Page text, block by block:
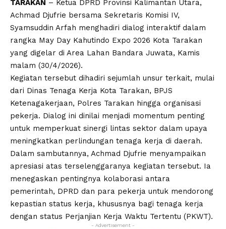
TARAKAN – Ketua DPRD Provinsi Kalimantan Utara,
Achmad Djufrie bersama Sekretaris Komisi IV,
Syamsuddin Arfah menghadiri dialog interaktif dalam
rangka May Day Kahutindo Expo 2026 Kota Tarakan
yang digelar di Area Lahan Bandara Juwata, Kamis
malam (30/4/2026).
Kegiatan tersebut dihadiri sejumlah unsur terkait, mulai
dari Dinas Tenaga Kerja Kota Tarakan, BPJS
Ketenagakerjaan, Polres Tarakan hingga organisasi
pekerja. Dialog ini dinilai menjadi momentum penting
untuk memperkuat sinergi lintas sektor dalam upaya
meningkatkan perlindungan tenaga kerja di daerah.
Dalam sambutannya, Achmad Djufrie menyampaikan
apresiasi atas terselenggaranya kegiatan tersebut. Ia
menegaskan pentingnya kolaborasi antara
pemerintah, DPRD dan para pekerja untuk mendorong
kepastian status kerja, khususnya bagi tenaga kerja
dengan status Perjanjian Kerja Waktu Tertentu (PKWT).
- Advertisement -